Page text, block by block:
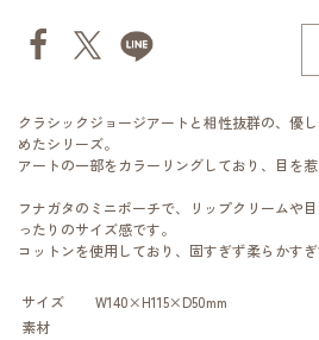
クラシックジョージアートと相性抜群の、優
めたシリーズ。
アートの一部をカラーリングしており、目を
フナガタのミニポーチで、リップクリームや
ったりのサイズ感です。
コットンを使用しており、固すぎず柔らかすぎ
サイズ
W140×H115×D50mm
素材